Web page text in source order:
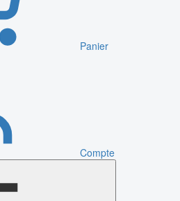
Panier
Compte